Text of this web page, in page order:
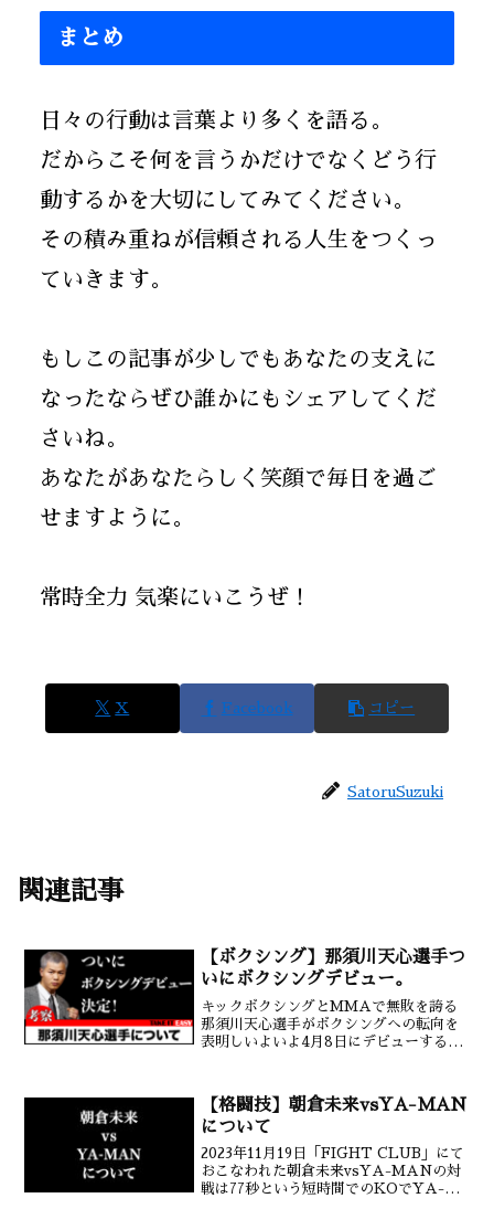
まとめ
日々の行動は言葉より多くを語る。
だからこそ何を言うかだけでなくどう行
動するかを大切にしてみてください。
その積み重ねが信頼される人生をつくっ
ていきます。
もしこの記事が少しでもあなたの支えに
なったならぜひ誰かにもシェアしてくだ
さいね。
あなたがあなたらしく笑顔で毎日を過ご
せますように。
常時全力 気楽にいこうぜ！
X Facebook コピー
SatoruSuzuki
関連記事
【ボクシング】那須川天心選手つ
いにボクシングデビュー。
キックボクシングとMMAで無敗を誇る
那須川天心選手がボクシングへの転向を
表明しいよいよ4月8日にデビューするこ
川選手はキックボクシングで42戦無敗
（MMA4戦無敗）と...
【格闘技】朝倉未来vsYA-MAN
について
2023年11月19日「FIGHT CLUB」にて
おこなわれた朝倉未来vsYA-MANの対
戦は77秒という短時間でのKOでYA-